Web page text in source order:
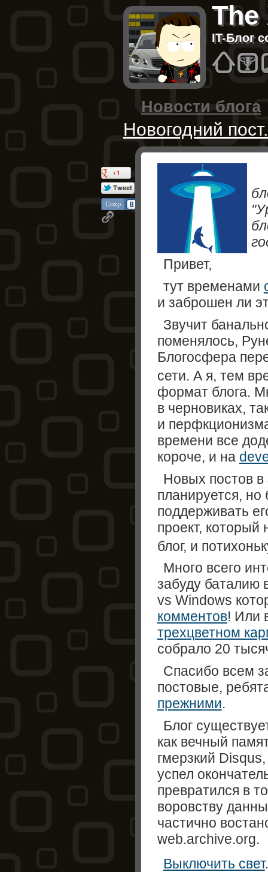
The
IT-Блог
Новости блога
Новогодний пост.
Привет,
тут временами
и заброшен ли
Звучит
поменялось,
Блогосфера
сети. А я, тем
формат блога.
в черновиках,
и
времени все
короче, и на
Новых постов в
планируется, но
поддерживать
проект, который
блог, и
Много всего
забуду баталию
vs Windows
комментов! Или
трехцветном
собрало 20
Спасибо всем
постовые,
прежними.
Блог
как вечный
гмерзкий
успел
превратился в
воровству
частично
web.archive.org.
Выключить свет.